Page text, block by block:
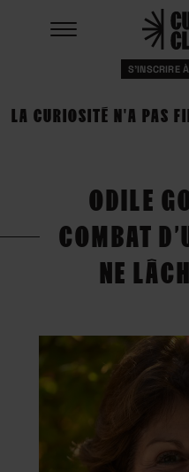
S'INSCRIRE
LA CURIOSITÉ N'A PAS
ODILE
COMBAT
NE